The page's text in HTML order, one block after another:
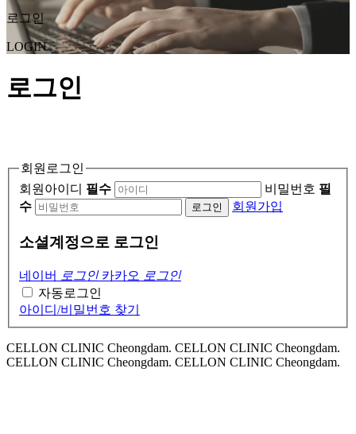
로그인
LOGIN
로그인
회원로그인
회원아이디 필수 비밀번호 필
수
로그인 회원가입
소셜계정으로 로그인
네이버 로그인 카카오 로그인
자동로그인
아이디/비밀번호 찾기
CELLON CLINIC Cheongdam. CELLON CLINIC Cheongdam.
CELLON CLINIC Cheongdam. CELLON CLINIC Cheongdam.